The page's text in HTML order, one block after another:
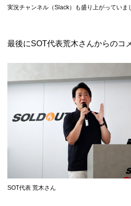
実況チャンネル（Slack）も盛り上がっていま
最後にSOT代表荒木さんからのコ
SOT代表 荒木さん